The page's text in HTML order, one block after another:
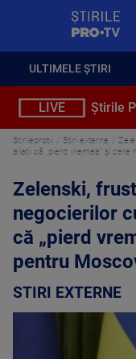
ULTIMELE ȘTIRI
LIVE Știrile
Stirileprotv Stiri externe
aliații că „pierd vremea” și cere
Zelenski,
negocierilor
că „pierd
pentru
STIRI EXTERNE